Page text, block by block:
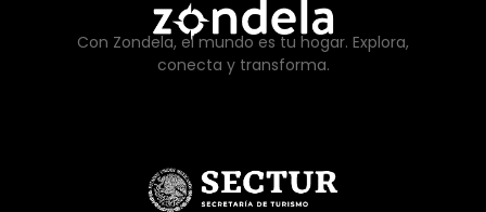
Con Zondela, el mundo es tu hogar. Explora,
conecta y transforma.